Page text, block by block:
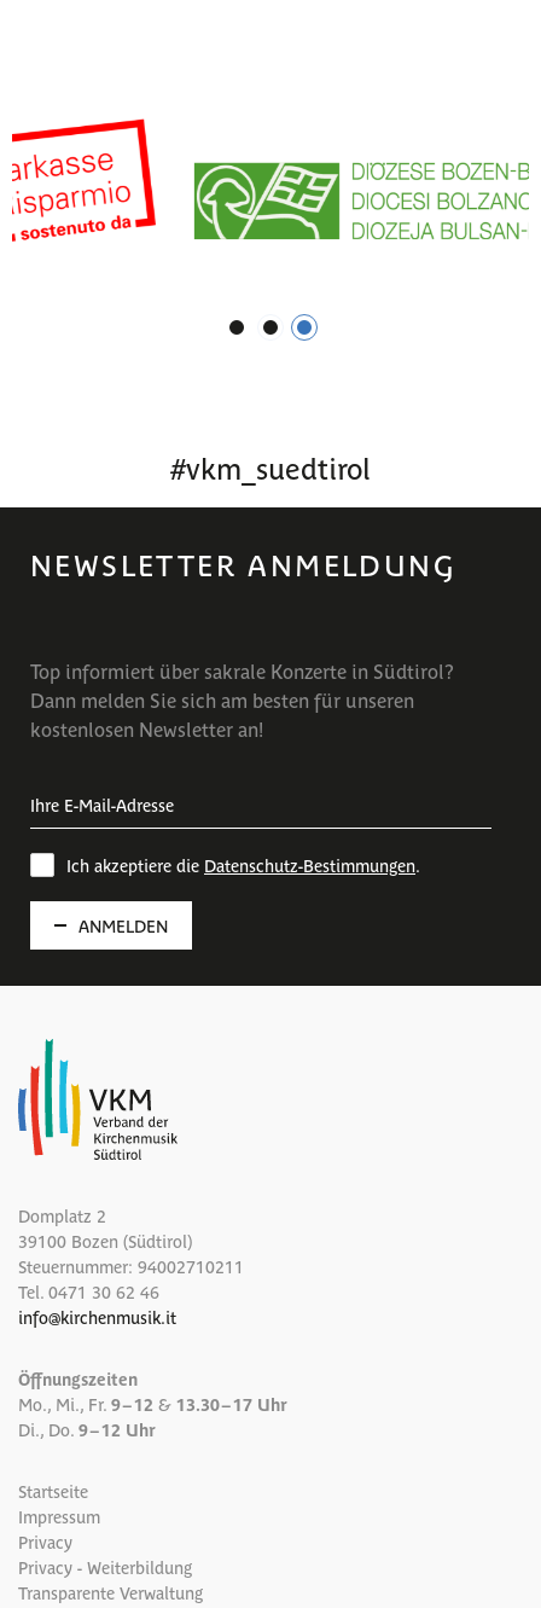
1 2 3
#vkm_suedtirol
NEWSLETTER ANMELDUNG
Top informiert über sakrale Konzerte in Südtirol?
Dann melden Sie sich am besten für unseren
kostenlosen Newsletter an!
Ich akzeptiere die Datenschutz-Bestimmungen.
ANMELDEN
Domplatz 2
39100 Bozen (Südtirol)
Steuernummer: 94002710211
Tel. 0471 30 62 46
info@kirchenmusik.it
Öffnungszeiten
Mo., Mi., Fr. 9 – 12 & 13.30 – 17 Uhr
Di., Do. 9 – 12 Uhr
Startseite
Impressum
Privacy
Privacy - Weiterbildung
Transparente Verwaltung